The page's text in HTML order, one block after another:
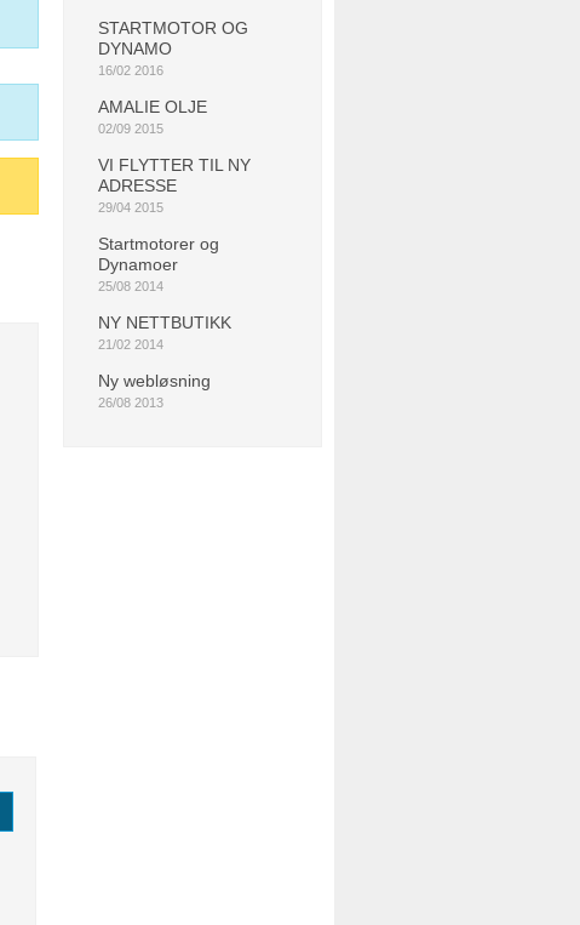
STARTMOTOR OG
DYNAMO
16/02 2016
AMALIE OLJE
02/09 2015
VI FLYTTER TIL NY
ADRESSE
29/04 2015
Startmotorer og
Dynamoer
25/08 2014
NY NETTBUTIKK
21/02 2014
Ny webløsning
26/08 2013